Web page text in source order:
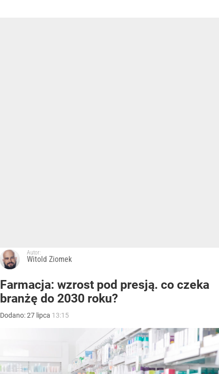
Autor:
Witold Ziomek
Farmacja: wzrost pod presją. co czeka
branżę do 2030 roku?
Dodano:27 lipca 13:15